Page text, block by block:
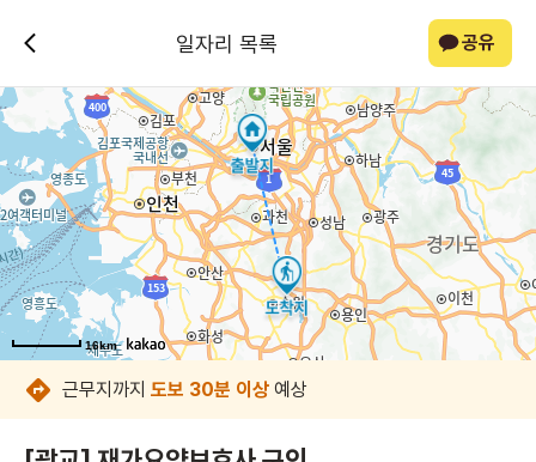
일자리 목록 공유
16km
16km
16km
16km
16km
16km
16km
16km
근무지까지 도보 30분 이상 예상